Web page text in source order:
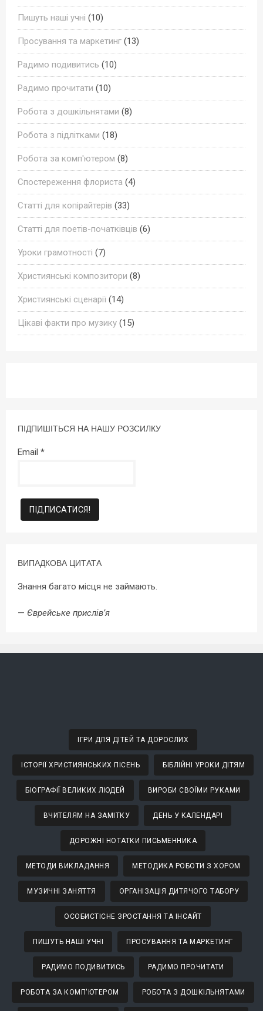
Пишуть наші учні (10)
Просування та маркетинг (13)
Радимо подивитись (10)
Радимо прочитати (10)
Робота з дошкільнятами (8)
Робота з підлітками (18)
Робота за комп'ютером (8)
Спостереження флориста (4)
Статті для копірайтерів (33)
Статті для поетів-початківців (6)
Уроки грамотності (7)
Християнські композитори (8)
Християнські сценарії (14)
Цікаві факти про музику (15)
ПІДПИШІТЬСЯ НА НАШУ РОЗСИЛКУ
Email *
ВИПАДКОВА ЦИТАТА
Знання багато місця не займають.
— Єврейське прислів’я
ІГРИ ДЛЯ ДІТЕЙ ТА ДОРОСЛИХ
ІСТОРІЇ ХРИСТИЯНСЬКИХ ПІСЕНЬ БІБЛІЙНІ УРОКИ ДІТЯМ
БІОГРАФІЇ ВЕЛИКИХ ЛЮДЕЙ ВИРОБИ СВОЇМИ РУКАМИ
ВЧИТЕЛЯМ НА ЗАМІТКУ ДЕНЬ У КАЛЕНДАРІ
ДОРОЖНІ НОТАТКИ ПИСЬМЕННИКА
МЕТОДИ ВИКЛАДАННЯ МЕТОДИКА РОБОТИ З ХОРОМ
МУЗИЧНІ ЗАНЯТТЯ ОРГАНІЗАЦІЯ ДИТЯЧОГО ТАБОРУ
ОСОБИСТІСНЕ ЗРОСТАННЯ ТА ІНСАЙТ
ПИШУТЬ НАШІ УЧНІ ПРОСУВАННЯ ТА МАРКЕТИНГ
РАДИМО ПОДИВИТИСЬ РАДИМО ПРОЧИТАТИ
РОБОТА ЗА КОМП'ЮТЕРОМ РОБОТА З ДОШКІЛЬНЯТАМИ